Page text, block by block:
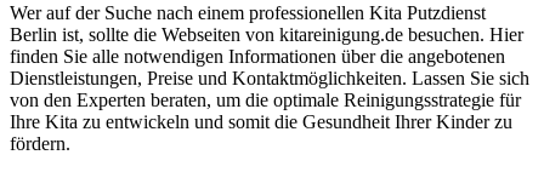
Wer auf der Suche nach einem professionellen Kita Putzdienst
Berlin ist, sollte die Webseiten von kitareinigung.de besuchen. Hier
finden Sie alle notwendigen Informationen über die angebotenen
Dienstleistungen, Preise und Kontaktmöglichkeiten. Lassen Sie sich
von den Experten beraten, um die optimale Reinigungsstrategie für
Ihre Kita zu entwickeln und somit die Gesundheit Ihrer Kinder zu
fördern.